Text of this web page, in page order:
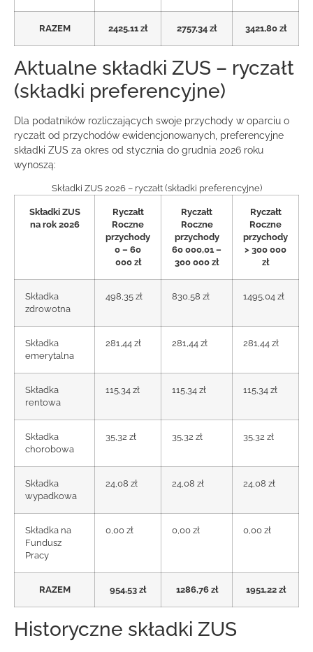
RAZEM 2425,11 zł 2757,34 zł 3421,80 zł
Aktualne składki ZUS – ryczałt
(składki preferencyjne)
Dla podatników rozliczających swoje przychody w oparciu o
ryczałt od przychodów ewidencjonowanych, preferencyjne
składki ZUS za okres od stycznia do grudnia 2026 roku
wynoszą:
Składki ZUS 2026 – ryczałt (składki preferencyjne)
Składki ZUS
na rok 2026
Ryczałt
Roczne
przychody
0 – 60
000 zł
Ryczałt
Roczne
przychody
60 000,01 –
300 000 zł
Ryczałt
Roczne
przychody
> 300 000
zł
Składka
zdrowotna
498,35 zł 830,58 zł 1495,04 zł
Składka
emerytalna
281,44 zł 281,44 zł 281,44 zł
Składka
rentowa
115,34 zł 115,34 zł 115,34 zł
Składka
chorobowa
35,32 zł 35,32 zł 35,32 zł
Składka
wypadkowa
24,08 zł 24,08 zł 24,08 zł
Składka na
Fundusz
Pracy
0,00 zł 0,00 zł 0,00 zł
RAZEM 954,53 zł 1286,76 zł 1951,22 zł
Historyczne składki ZUS